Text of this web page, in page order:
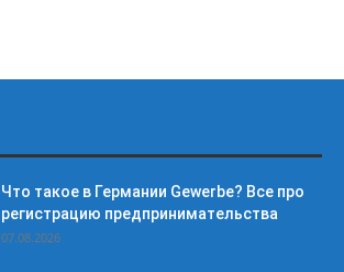
Что такое в Германии Gewerbe? Все про
регистрацию предпринимательства
07.08.2026